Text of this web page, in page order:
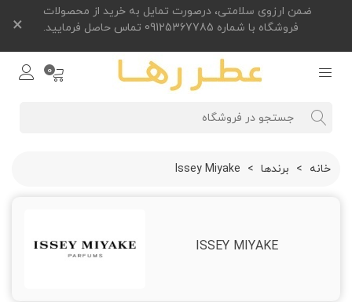
ضمن ارزوی سلامتی، درصورت تمایل به خرید از محصولات
فروشگاه با شماره 09125367785 تماس حاصل فرمایید.
×
0
خانه > برندها >
Issey Miyake
ISSEY MIYAKE